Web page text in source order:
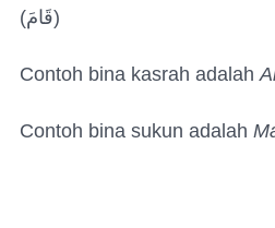
(قَامَ)
Contoh bina kasrah adalah
Contoh bina sukun adalah